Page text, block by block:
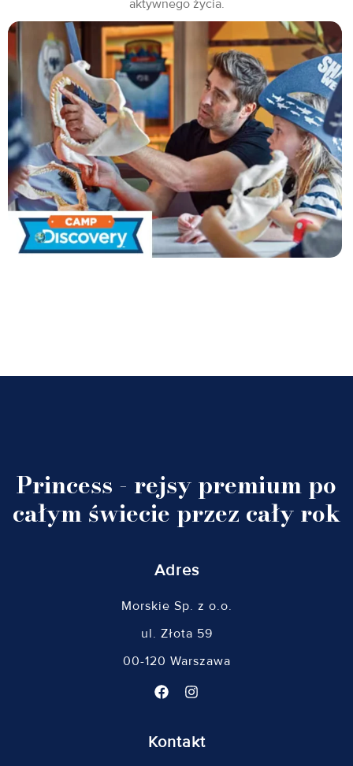
aktywnego życia.
Princess - rejsy premium po
całym świecie przez cały rok
Adres
Morskie Sp. z o.o.
ul. Złota 59
00-120 Warszawa
Kontakt